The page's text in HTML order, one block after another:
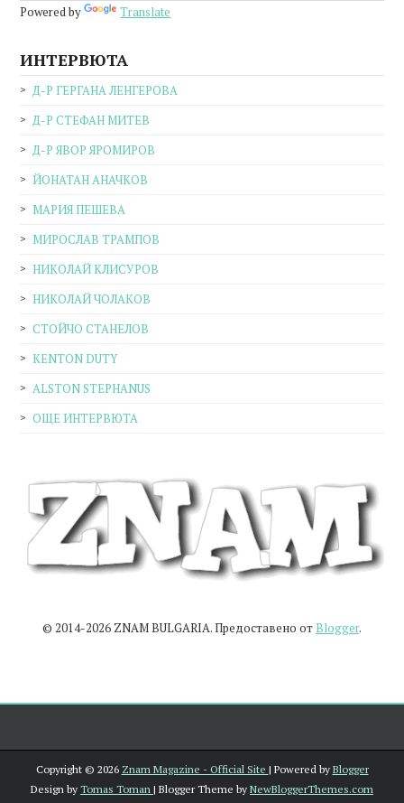
Powered by Translate
ИНТЕРВЮТА
Д-Р ГЕРГАНА ЛЕНГЕРОВА
Д-Р СТЕФАН МИТЕВ
Д-Р ЯВОР ЯРОМИРОВ
ЙОНАТАН АНАЧКОВ
МАРИЯ ПЕШЕВА
МИРОСЛАВ ТРАМПОВ
НИКОЛАЙ КЛИСУРОВ
НИКОЛАЙ ЧОЛАКОВ
СТОЙЧО СТАНЕЛОВ
KENTON DUTY
ALSTON STEPHANUS
ОЩЕ ИНТЕРВЮТА
© 2014-2026 ZNAM BULGARIA. Предоставено от Blogger.
Copyright © 2026 Znam Magazine - Official Site | Powered by Blogger
Design by Tomas Toman | Blogger Theme by NewBloggerThemes.com